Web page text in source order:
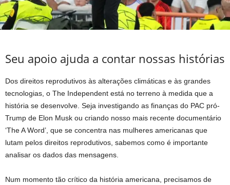
Seu apoio ajuda a contar nossas histórias
Dos direitos reprodutivos às alterações climáticas e às grandes
tecnologias, o The Independent está no terreno à medida que a
história se desenvolve. Seja investigando as finanças do PAC pró-
Trump de Elon Musk ou criando nosso mais recente documentário
‘The A Word’, que se concentra nas mulheres americanas que
lutam pelos direitos reprodutivos, sabemos como é importante
analisar os dados das mensagens.
Num momento tão crítico da história americana, precisamos de